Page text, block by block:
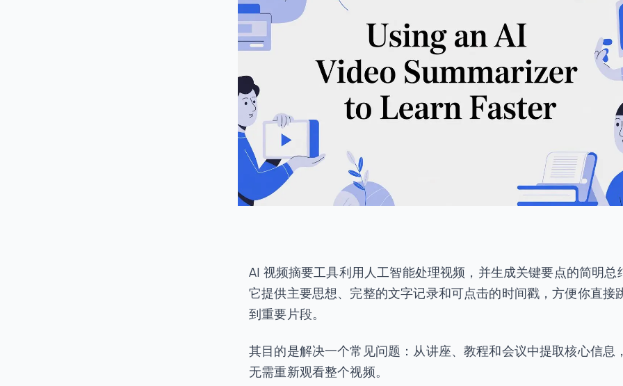
AI 视频摘要工具利用人工智能处理视频，并生成关键要点的简明总
它提供主要思想、完整的文字记录和可点击的时间戳，方便你直接
到重要片段。
其目的是解决一个常见问题：从讲座、教程和会议中提取核心信息
无需重新观看整个视频。